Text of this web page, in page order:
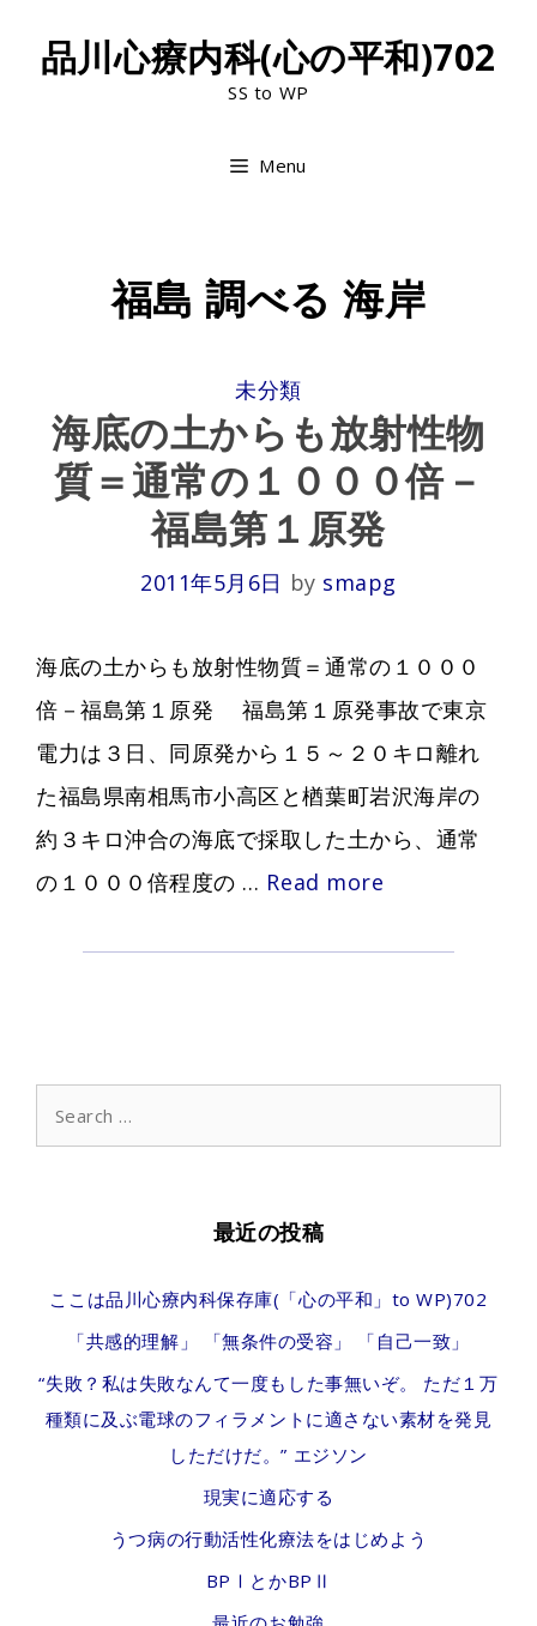
品川心療内科(心の平和)702
SS to WP
Menu
福島 調べる 海岸
CATEGORIES
未分類
海底の土からも放射性物
質＝通常の１０００倍－
福島第１原発
2011年5月6日 by smapg
海底の土からも放射性物質＝通常の１０００
倍－福島第１原発 福島第１原発事故で東京
電力は３日、同原発から１５～２０キロ離れ
た福島県南相馬市小高区と楢葉町岩沢海岸の
約３キロ沖合の海底で採取した土から、通常
の１０００倍程度の … Read more
も
物
質
＝
の
最近の投稿
ここは品川心療内科保存庫(「心の平和」to WP)702
「共感的理解」 「無条件の受容」 「自己一致」
“失敗？私は失敗なんて一度もした事無いぞ。 ただ１万
種類に及ぶ電球のフィラメントに適さない素材を発見
しただけだ。” エジソン
現実に適応する
うつ病の行動活性化療法をはじめよう
BPⅠとかBPⅡ